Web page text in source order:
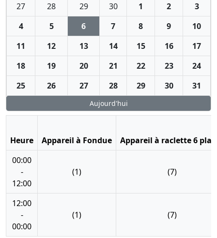
27
28 29 30 1 2
3
4
5 6 7 8 9
10
11
12 13 14 15 16
17
18
19 20 21 22 23
24
25
26 27 28 29 30 31
Aujourd'hui
Heure Appareil à Fondue
Appareil à raclette 6
00:00
-
12:00
(1) (7)
12:00
-
00:00
(1) (7)